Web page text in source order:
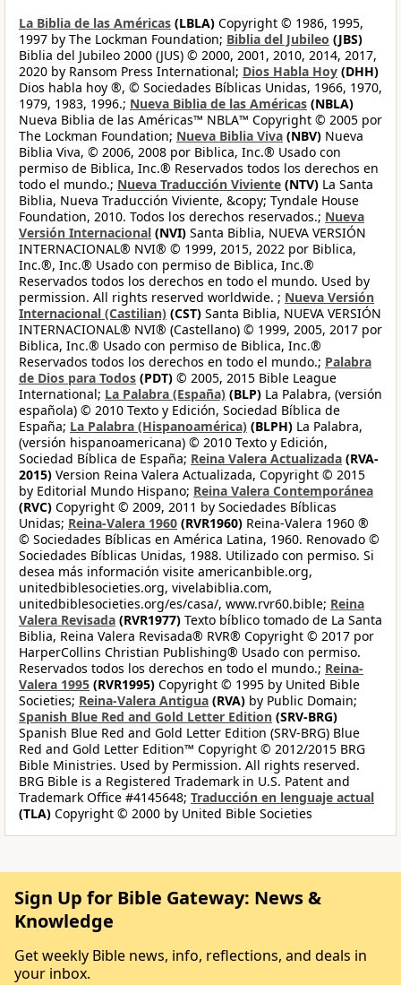
La Biblia de las Américas (LBLA) Copyright © 1986, 1995,
1997 by The Lockman Foundation; Biblia del Jubileo (JBS)
Biblia del Jubileo 2000 (JUS) © 2000, 2001, 2010, 2014, 2017,
2020 by Ransom Press International; Dios Habla Hoy (DHH)
Dios habla hoy ®, © Sociedades Bíblicas Unidas, 1966, 1970,
1979, 1983, 1996.; Nueva Biblia de las Américas (NBLA)
Nueva Biblia de las Américas™ NBLA™ Copyright © 2005 por
The Lockman Foundation; Nueva Biblia Viva (NBV) Nueva
Biblia Viva, © 2006, 2008 por Biblica, Inc.® Usado con
permiso de Biblica, Inc.® Reservados todos los derechos en
todo el mundo.; Nueva Traducción Viviente (NTV) La Santa
Biblia, Nueva Traducción Viviente, &copy; Tyndale House
Foundation, 2010. Todos los derechos reservados.; Nueva
Versión Internacional (NVI) Santa Biblia, NUEVA VERSIÓN
INTERNACIONAL® NVI® © 1999, 2015, 2022 por Biblica,
Inc.®, Inc.® Usado con permiso de Biblica, Inc.®
Reservados todos los derechos en todo el mundo. Used by
permission. All rights reserved worldwide. ; Nueva Versión
Internacional (Castilian) (CST) Santa Biblia, NUEVA VERSIÓN
INTERNACIONAL® NVI® (Castellano) © 1999, 2005, 2017 por
Biblica, Inc.® Usado con permiso de Biblica, Inc.®
Reservados todos los derechos en todo el mundo.; Palabra
de Dios para Todos (PDT) © 2005, 2015 Bible League
International; La Palabra (España) (BLP) La Palabra, (versión
española) © 2010 Texto y Edición, Sociedad Bíblica de
España; La Palabra (Hispanoamérica) (BLPH) La Palabra,
(versión hispanoamericana) © 2010 Texto y Edición,
Sociedad Bíblica de España; Reina Valera Actualizada (RVA-
2015) Version Reina Valera Actualizada, Copyright © 2015
by Editorial Mundo Hispano; Reina Valera Contemporánea
(RVC) Copyright © 2009, 2011 by Sociedades Bíblicas
Unidas; Reina-Valera 1960 (RVR1960) Reina-Valera 1960 ®
© Sociedades Bíblicas en América Latina, 1960. Renovado ©
Sociedades Bíblicas Unidas, 1988. Utilizado con permiso. Si
desea más información visite americanbible.org,
unitedbiblesocieties.org, vivelabiblia.com,
unitedbiblesocieties.org/es/casa/, www.rvr60.bible; Reina
Valera Revisada (RVR1977) Texto bíblico tomado de La Santa
Biblia, Reina Valera Revisada® RVR® Copyright © 2017 por
HarperCollins Christian Publishing® Usado con permiso.
Reservados todos los derechos en todo el mundo.; Reina-
Valera 1995 (RVR1995) Copyright © 1995 by United Bible
Societies; Reina-Valera Antigua (RVA) by Public Domain;
Spanish Blue Red and Gold Letter Edition (SRV-BRG)
Spanish Blue Red and Gold Letter Edition (SRV-BRG) Blue
Red and Gold Letter Edition™ Copyright © 2012/2015 BRG
Bible Ministries. Used by Permission. All rights reserved.
BRG Bible is a Registered Trademark in U.S. Patent and
Trademark Office #4145648; Traducción en lenguaje actual
(TLA) Copyright © 2000 by United Bible Societies
Sign Up for Bible Gateway: News &
Knowledge
Get weekly Bible news, info, reflections, and deals in
your inbox.